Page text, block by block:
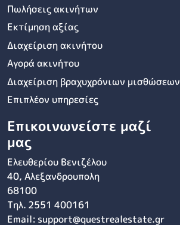
Πωλήσεις ακινήτων
Εκτίμηση αξίας
Διαχείριση ακινήτου
Αγορά ακινήτου
Διαχείριση βραχυχρόνιων μισθώσεων
Επιπλέον υπηρεσίες
Επικοινωνείστε μαζί
μας
Ελευθερίου Βενιζέλου
40, Αλεξανδρουπολη
68100
Τηλ. 2551 400161
Email: support@questrealestate.gr